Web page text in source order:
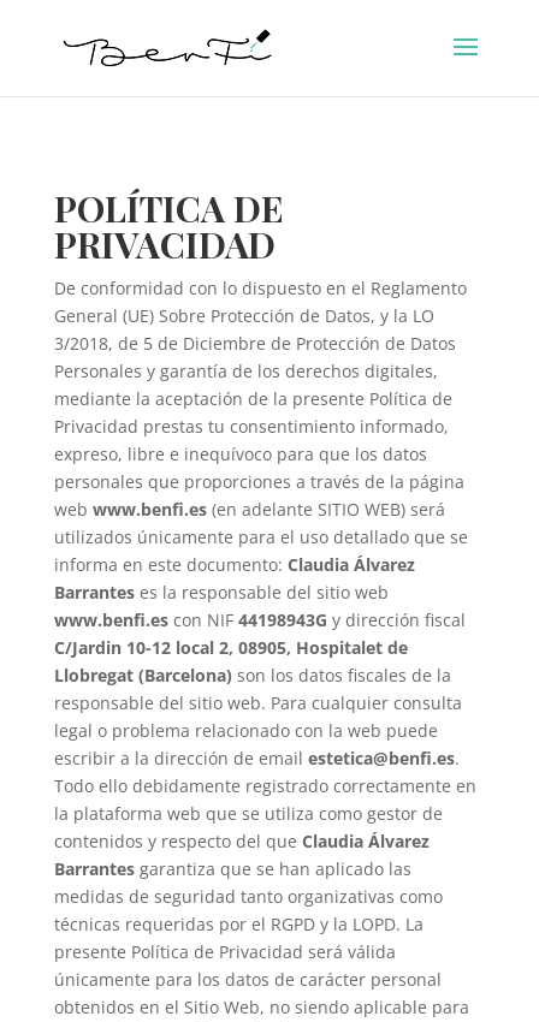
POLÍTICA DE
PRIVACIDAD
De conformidad con lo dispuesto en el Reglamento
General (UE) Sobre Protección de Datos, y la LO
3/2018, de 5 de Diciembre de Protección de Datos
Personales y garantía de los derechos digitales,
mediante la aceptación de la presente Política de
Privacidad prestas tu consentimiento informado,
expreso, libre e inequívoco para que los datos
personales que proporciones a través de la página
web www.benfi.es (en adelante SITIO WEB) será
utilizados únicamente para el uso detallado que se
informa en este documento: Claudia Álvarez
Barrantes es la responsable del sitio web
www.benfi.escon NIF 44198943G y dirección fiscal
C/Jardin 10-12 local 2, 08905, Hospitalet de
Llobregat (Barcelona) son los datos fiscales de la
responsable del sitio web. Para cualquier consulta
legal o problema relacionado con la web puede
escribir a la dirección de email estetica@benfi.es.
Todo ello debidamente registrado correctamente en
la plataforma web que se utiliza como gestor de
contenidos y respecto del que Claudia Álvarez
Barrantesgarantiza que se han aplicado las
medidas de seguridad tanto organizativas como
técnicas requeridas por el RGPD y la LOPD. La
presente Política de Privacidad será válida
únicamente para los datos de carácter personal
obtenidos en el Sitio Web, no siendo aplicable para